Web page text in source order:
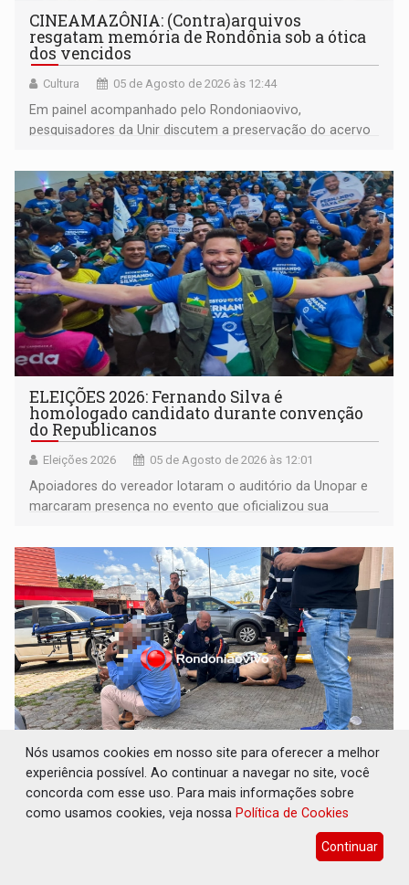
CINEAMAZÔNIA: (Contra)arquivos
resgatam memória de Rondônia sob a ótica
dos vencidos
Cultura 05 de Agosto de 2026 às 12:44
Em painel acompanhado pelo Rondoniaovivo,
pesquisadores da Unir discutem a preservação do acervo
memória como bússola para o futuro
ELEIÇÕES 2026: Fernando Silva é
homologado candidato durante convenção
do Republicanos
Eleições 2026 05 de Agosto de 2026 às 12:01
Apoiadores do vereador lotaram o auditório da Unopar e
marcaram presença no evento que oficializou sua
URGENTE: Duas pessoas sofrem ferimentos
após batida envolvendo motos e carro
Polícia 05 de Agosto de 2026 às 11:51
Nós usamos cookies em nosso site para oferecer a melhor
experiência possível. Ao continuar a navegar no site, você
concorda com esse uso. Para mais informações sobre
como usamos cookies, veja nossa Política de Cookies
Continuar